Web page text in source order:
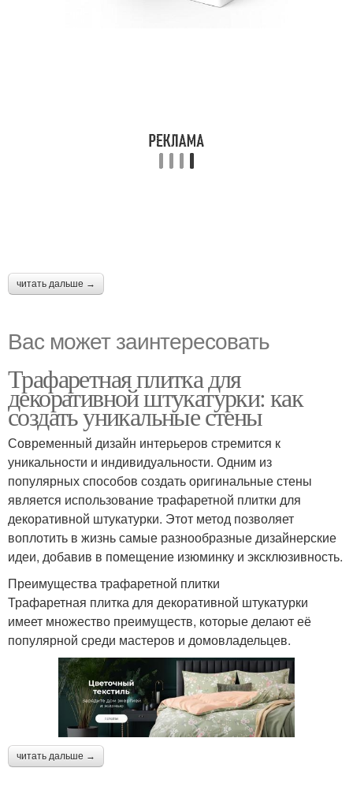
читать дальше →
Вас может заинтересовать
Трафаретная плитка для
декоративной штукатурки: как
создать уникальные стены
Современный дизайн интерьеров стремится к
уникальности и индивидуальности. Одним из
популярных способов создать оригинальные стены
является использование трафаретной плитки для
декоративной штукатурки. Этот метод позволяет
воплотить в жизнь самые разнообразные дизайнерские
идеи, добавив в помещение изюминку и эксклюзивность.
Преимущества трафаретной плитки
Трафаретная плитка для декоративной штукатурки
имеет множество преимуществ, которые делают её
популярной среди мастеров и домовладельцев.
читать дальше →